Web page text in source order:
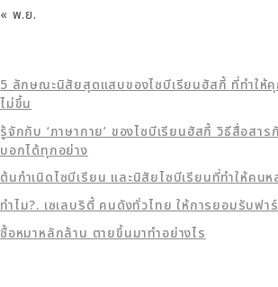
« พ.ย.
5 ลักษณะนิสัยสุดแสบของไซบีเรียนฮัสกี้ ที่ทำใ
ไม่ขึ้น
รู้จักกับ ‘ภาษากาย’ ของไซบีเรียนฮัสกี้ วิธีสื่อสา
บอกได้ทุกอย่าง
ต้นกำเนิดไซบีเรียน และนิสัยไซบีเรียนที่ทำให้คน
ทำไม?. เซเลบริตี้ คนดังทั่วไทย ให้การยอมรับฟ
ซื้อหมาหลักล้าน ตายขึ้นมาทำอย่างไร